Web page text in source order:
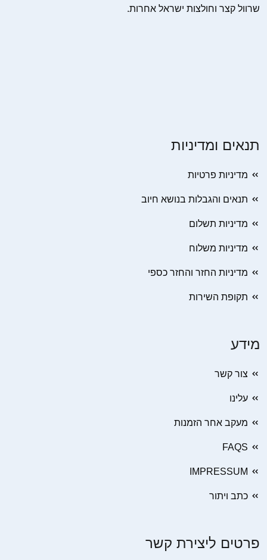
שרוול קצר וחולצות ישראל אחרות.
תנאים ומדיניות
מדיניות פרטיות
תנאים והגבלות בנושא חיוב
מדיניות תשלום
מדיניות משלוח
מדיניות החזר והחזר כספי
תקופת השירות
מידע
צור קשר
עלינו
מעקב אחר הזמנות
FAQS
IMPRESSUM
כתב ויתור
פרטים ליצירת קשר